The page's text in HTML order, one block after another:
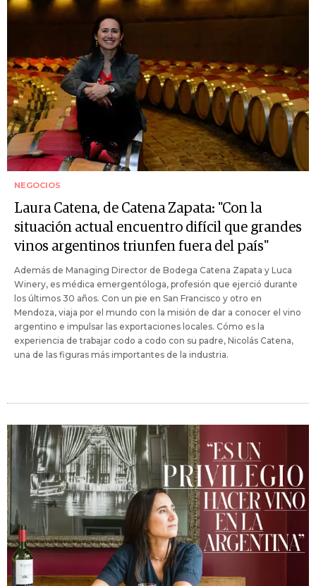
NEGOCIOS
Laura Catena, de Catena Zapata: "Con la
situación actual encuentro difícil que grandes
vinos argentinos triunfen fuera del país"
Además de Managing Director de Bodega Catena Zapata y Luca
Winery, es médica emergentóloga, profesión que ejerció durante
los últimos 30 años. Con un pie en San Francisco y otro en
Mendoza, viaja por el mundo con la misión de dar a conocer el vino
argentino e impulsar las exportaciones locales. Cómo es la
experiencia de trabajar codo a codo con su padre, Nicolás Catena,
una de las figuras más importantes de la industria.